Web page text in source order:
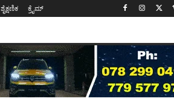
ಶೈಕ್ಷಣಿಕ ಕ್ರೈಮ್